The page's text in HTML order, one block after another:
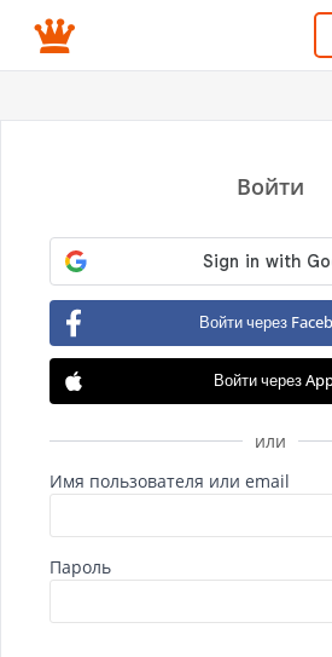
Войти
Войти через
Войти через
или
Имя пользователя или email
Пароль